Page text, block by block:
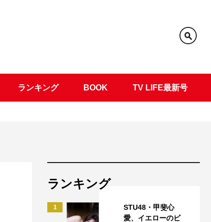
ランキング BOOK TV LIFE最新号
ランキング
1
STU48・甲斐心
愛、イエローのビ